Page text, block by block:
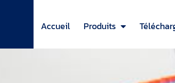
Accueil Produits